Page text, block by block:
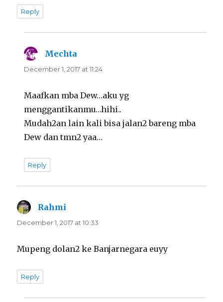
Reply
Mechta
December 1, 2017 at 11:24
Maafkan mba Dew…aku yg
menggantikanmu…hihi..
Mudah2an lain kali bisa jalan2 bareng mba
Dew dan tmn2 yaa…
Reply
Rahmi
December 1, 2017 at 10:33
Mupeng dolan2 ke Banjarnegara euyy
Reply